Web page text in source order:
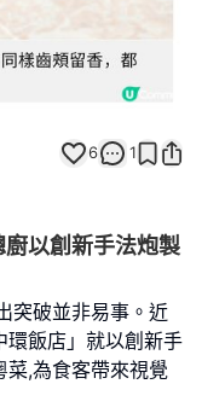
6 1
以創新手法炮製
突破並非易事。近
環飯店」就以創新手
菜,為食客帶來視覺